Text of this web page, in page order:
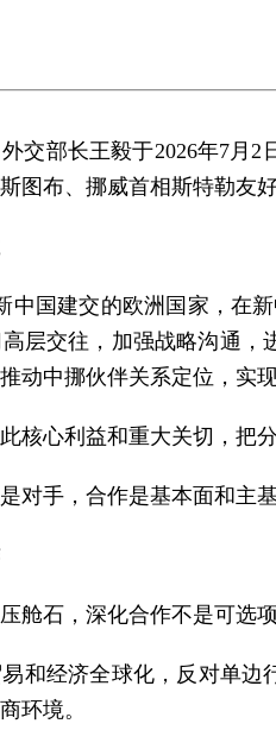
交部长王毅于2026年7月
图布、挪威首相斯特勒友
中国建交的欧洲国家，在
层交往，加强战略沟通
动中挪伙伴关系定位，实
核心利益和重大关切，把
对手，合作是基本面和主
舱石，深化合作不是可选
和经济全球化，反对单
环境。